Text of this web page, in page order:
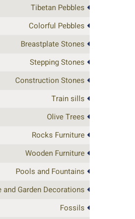
Tibetan Pebbles
Colorful Pebbles
Breastplate Stones
Stepping Stones
Construction Stones
Train sills
Olive Trees
Rocks Furniture
Wooden Furniture
Pools and Fountains
and Garden Decorations
Fossils